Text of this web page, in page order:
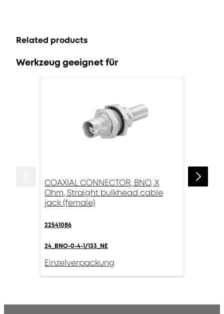
Related products
Werkzeug geeignet für
COAXIAL CONNECTOR, BNO, X
Ohm, Straight bulkhead cable
jack (female)
22541086
24_BNO-0-4-1/133_NE
Einzelverpackung